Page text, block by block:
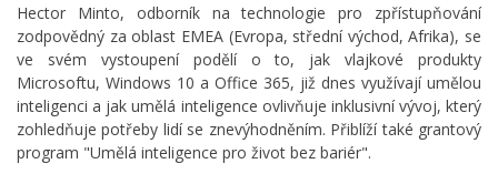
Hector Minto, odborník na technologie pro zpřístupňování
zodpovědný za oblast EMEA (Evropa, střední východ, Afrika), se
ve svém vystoupení podělí o to, jak vlajkové produkty
Microsoftu, Windows 10 a Office 365, již dnes využívají umělou
inteligenci a jak umělá inteligence ovlivňuje inklusivní vývoj, který
zohledňuje potřeby lidí se znevýhodněním. Přiblíží také grantový
program "Umělá inteligence pro život bez bariér".